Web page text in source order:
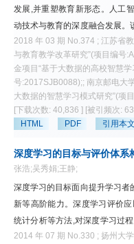
发展,并重塑教育新形态。人工
动技术与教育的深度融合发展。
展历程,概述了人工智能发展史
驱动力,阐述了人工智能在教育
教育应用的五大典型特征,并指
智能与教育的融合创新发展体
供理论指导。
2018 年 03 期 No.374 ; 江苏省
与教育教学改革研究”(项目编号
金项目“基于大数据的高校智慧
号:2017SJB0088);; 南京邮电大
大数据的智慧学习模式研究”(项
[下载次数: 40,836 ] [被引频次:
HTML
PDF 引用本文
深度学习的目标与评价体系
张浩;吴秀娟;王静;
深度学习的目标面向提升学习者
新等高阶能力。深度学习评价
统计分析等方法,对深度学习过
反思和修订。该文就如何评价
2014 年 07 期 No.330 ; 扬州大